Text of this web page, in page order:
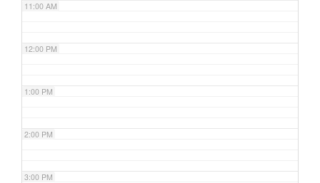
11:00 AM
12:00 PM
1:00 PM
2:00 PM
3:00 PM